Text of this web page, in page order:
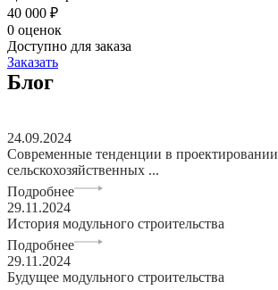
40 000 ₽
0 оценок
Доступно для заказа
Заказать
Блог
24.09.2024
Современные тенденции в проектировании
сельскохозяйственных ...
Подробнее
29.11.2024
История модульного строительства
Подробнее
29.11.2024
Будущее модульного строительства